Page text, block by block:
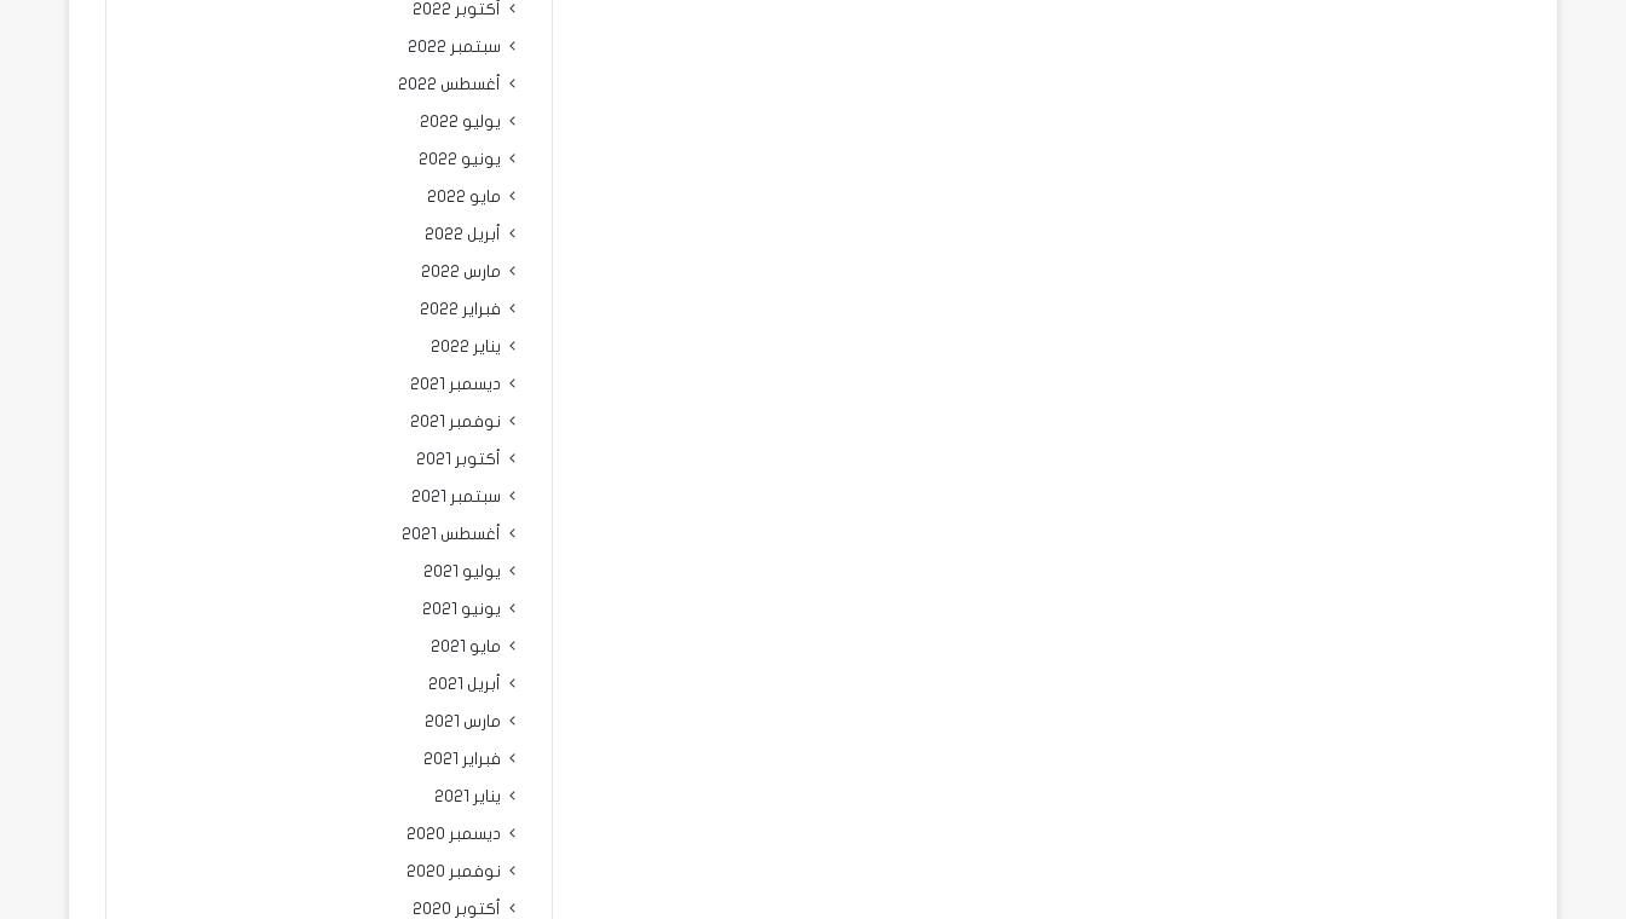
أكتوبر 2022
سبتمبر 2022
أغسطس 2022
يوليو 2022
يونيو 2022
مايو 2022
أبريل 2022
مارس 2022
فبراير 2022
يناير 2022
ديسمبر 2021
نوفمبر 2021
أكتوبر 2021
سبتمبر 2021
أغسطس 2021
يوليو 2021
يونيو 2021
مايو 2021
أبريل 2021
مارس 2021
فبراير 2021
يناير 2021
ديسمبر 2020
نوفمبر 2020
أكتوبر 2020